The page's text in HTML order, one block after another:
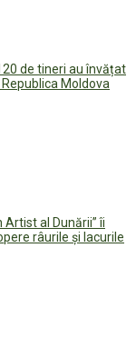
de tineri au învățat
Moldova
Artist al Dunării” îi
râurile și lacurile